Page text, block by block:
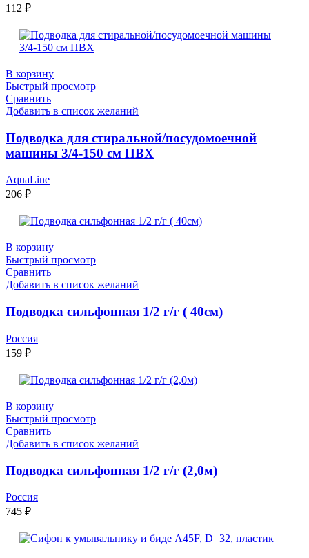
112 ₽
В корзину
Быстрый просмотр
Сравнить
Добавить в список желаний
Подводка для стиральной/посудомоечной
машины 3/4-150 см ПВХ
AquaLine
206 ₽
В корзину
Быстрый просмотр
Сравнить
Добавить в список желаний
Подводка сильфонная 1/2 г/г ( 40см)
Россия
159 ₽
В корзину
Быстрый просмотр
Сравнить
Добавить в список желаний
Подводка сильфонная 1/2 г/г (2,0м)
Россия
745 ₽